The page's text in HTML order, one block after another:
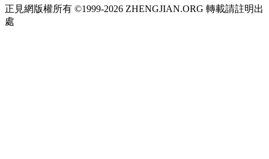
正見網版權所有 ©1999-2026 ZHENGJIAN.ORG 轉載請註明出
處